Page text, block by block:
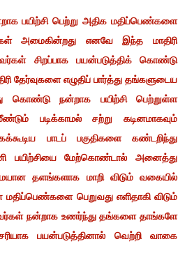
பயிற்சி பெற்று அதிக மதிப்பெண்களை
அமைகின்றது எனவே இந்த மாதிரி
சிறப்பாக பயன்படுத்திக் கொண்டு
தேர்வுகளை எழுதிப் பார்த்து தங்களுடைய
கொண்டு நன்றாக பயிற்சி பெற்றுள்ள
படிக்காமல் சற்று கடினமாகவும்
பாடப் பகுதிகளை கண்டறிந்து
பயிற்சியை மேற்கொண்டால் அனைத்து
தளங்களாக மாறி விடும் வகையில்
பெறுவது எளிதாகி விடும்
நன்றாக உணர்ந்து தங்களை தாங்களே
பயன்படுத்தினால் வெற்றி வாகை